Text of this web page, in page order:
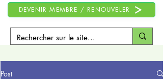
DEVENIR MEMBRE / RENOUVELER
Post